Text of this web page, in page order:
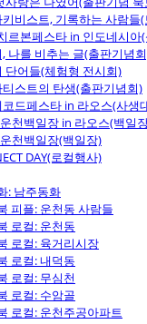
비스트, 기록하는 사람들
르본페스타 in 인도네시아
나를 비추는 글(출판기념
단어들(체험형 전시회)
스트의 탄생(출판기념회)
드페스타 in 라오스(사생
천백일장 in 라오스(백일
천백일장(백일장)
DAY(로컬행사)
: 남주동화
피플: 운천동 사람들
로컬: 운천동
로컬: 육거리시장
로컬: 내덕동
로컬: 무심천
로컬: 수암골
로컬: 운천주공아파트